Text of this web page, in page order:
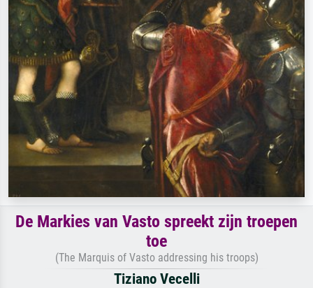
De Markies van Vasto spreekt zijn troepen
toe
(The Marquis of Vasto addressing his troops)
Tiziano Vecelli